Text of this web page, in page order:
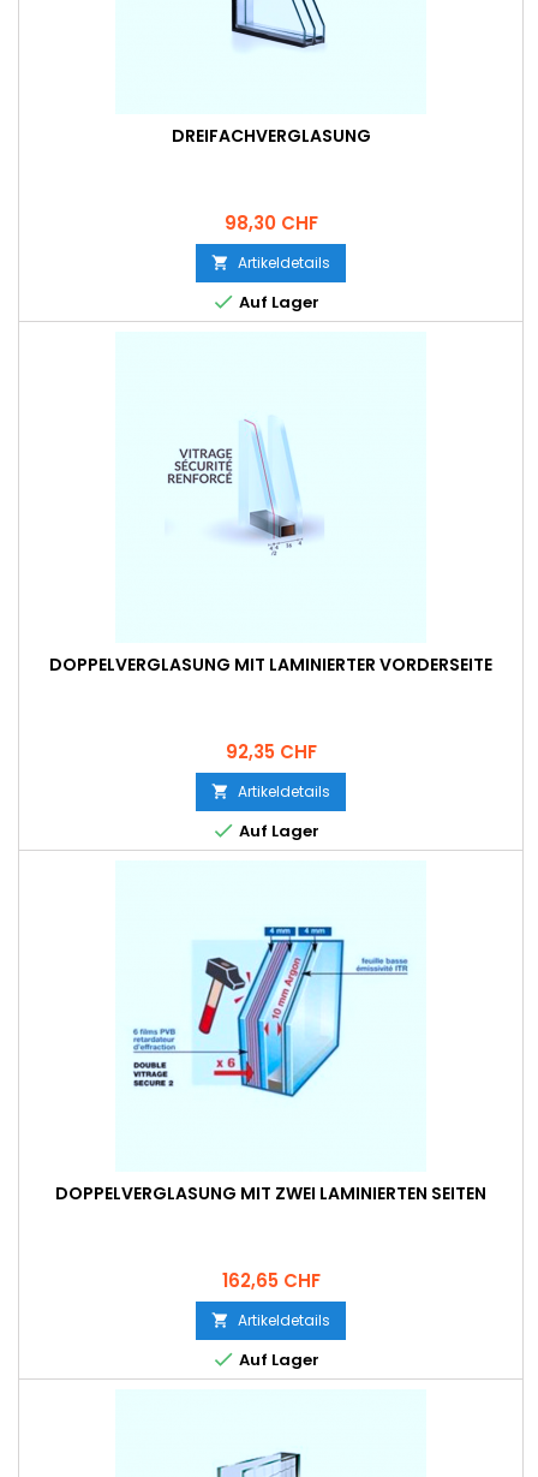
DREIFACHVERGLASUNG
Preis
98,30 CHF
 Artikeldetails
 Auf Lager
DOPPELVERGLASUNG MIT LAMINIERTER VORDERSEITE
Preis
92,35 CHF
 Artikeldetails
 Auf Lager
DOPPELVERGLASUNG MIT ZWEI LAMINIERTEN SEITEN
Preis
162,65 CHF
 Artikeldetails
 Auf Lager